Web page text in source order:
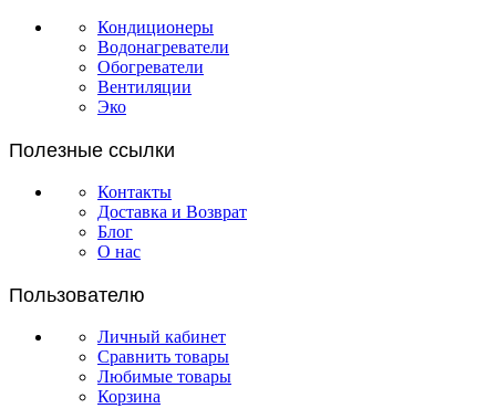
Кондиционеры
Водонагреватели
Обогреватели
Вентиляции
Эко
Полезные ссылки
Контакты
Доставка и Возврат
Блог
О нас
Пользователю
Личный кабинет
Сравнить товары
Любимые товары
Корзина